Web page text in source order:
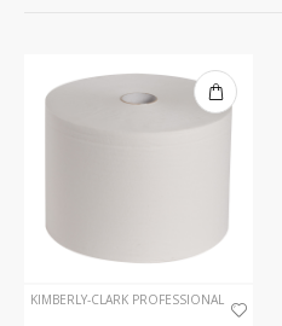
KIMBERLY-CLARK PROFESSIONAL